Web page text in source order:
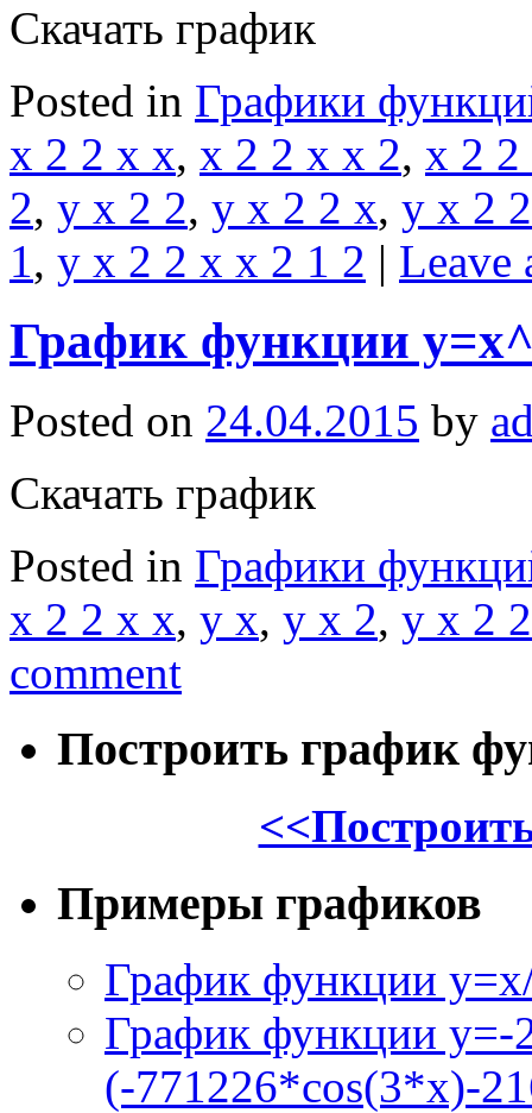
Скачать график
Posted in Графики
x 2 2 x x, x 2 2 x x 2, x 2
2, y x 2 2, y x 2 2 x, y x 2
1, y x 2 2 x x 2 1 2 | Leave
График функции
Posted on 24.04.2015 by
Скачать график
Posted in Графики
x 2 2 x x, y x, y x 2, y x 2 2
comment
Построить график
Примеры графиков
График функции
График функции y=-
(-771226*cos(3*x)-